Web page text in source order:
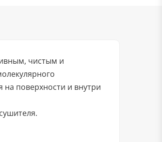
чистым и
на поверхности и внутри